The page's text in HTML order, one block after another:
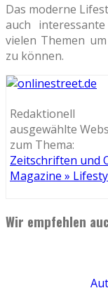
Das moderne
auch
vielen Themen
zu können.
Redaktionell
ausgewählte
zum Thema:
Zeitschriften und
Magazine »
Wir empfehlen